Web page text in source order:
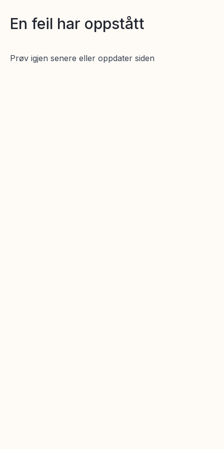
En feil har oppstått
Prøv igjen senere eller oppdater siden